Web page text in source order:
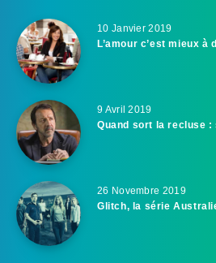
10 Janvier 2019
L’amour c’est mieux à
9 Avril 2019
Quand sort la recluse :
26 Novembre 2019
Glitch, la série